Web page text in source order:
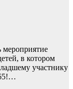
мероприятие
в котором
участнику